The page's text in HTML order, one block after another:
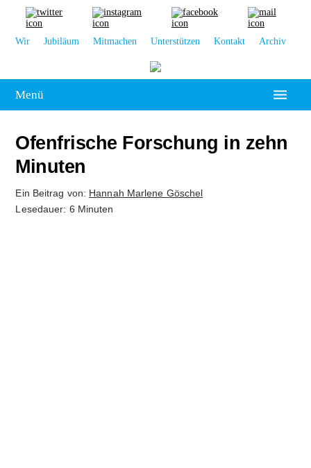
Wir Jubiläum Mitmachen Unterstützen Kontakt Archiv
Menü
Leipzig
Kolumne
Ofenfrische Forschung in zehn
Minuten
Ein Beitrag von: Hannah Marlene Göschel
Lesedauer: 6 Minuten